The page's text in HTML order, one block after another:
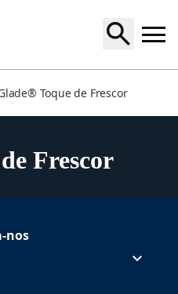
Toque de Frescor
Frescor
nos
Seguir Glade no Facebook
Seguir Glade no Instagram
(Opens in a new tab)